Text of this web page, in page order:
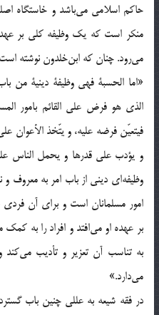
حاکم اسلامی می‌باشد و خاستگاه
منکر است که يک وظيفه کلی بر
می‌رود. چنان که ابن‌خلدون نوشته
«اما الحسبة فهی وظيفة دينية من
الذی هو فرض علی القائم بامور
فيتعيّن فرضه عليه، و يتّخذ الأعوان
و يؤدب علی قدرها و يحمل الناس
وظيفه‌ای دينی از باب امر به معروف
امور مسلمانان است و برای آن
بر عهده او می‌افتد و افراد را به
به تناسب آن تعزير و تأديب
می‌دارد.»
در فقه شيعه به عللی چنين باب